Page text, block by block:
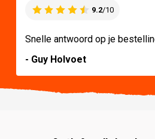
9.2/10
Snelle antwoord op je
- Guy Holvoet